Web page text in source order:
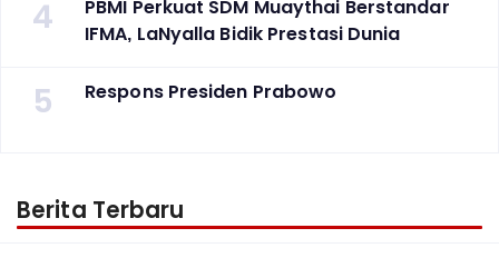
4
PBMI Perkuat SDM Muaythai Berstandar
IFMA, LaNyalla Bidik Prestasi Dunia
5 Respons Presiden Prabowo
Berita Terbaru